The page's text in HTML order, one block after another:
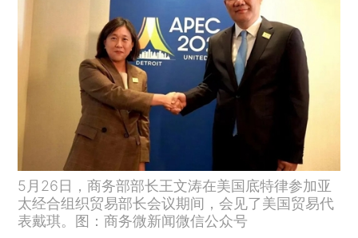
5月26日，商务部部长王文涛在美国底特律参加亚
太经合组织贸易部长会议期间，会见了美国贸易代
表戴琪。图：商务微新闻微信公众号